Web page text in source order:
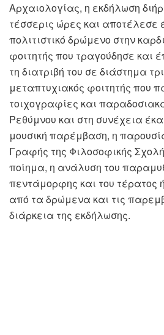
Αρχαιολογίας, η εκδήλωση
τέσσερις ώρες και αποτέλεσε
πολιτιστικό δρώμενο στην
φοιτητής που τραγούδησε και
τη διατριβή του σε διάστημα
μεταπτυχιακός φοιτητής που
τοιχογραφίες και
Ρεθύμνου και στη συνέχεια
μουσική παρέμβαση, η
Γραφής της Φιλοσοφικής
ποίημα, η ανάλυση του
πεντάμορφης και του τέρατος
από τα δρώμενα και τις
διάρκεια της εκδήλωσης.